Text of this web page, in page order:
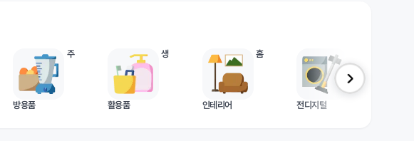
주
방용품
생
활용품
홈
인테리어 전디지털